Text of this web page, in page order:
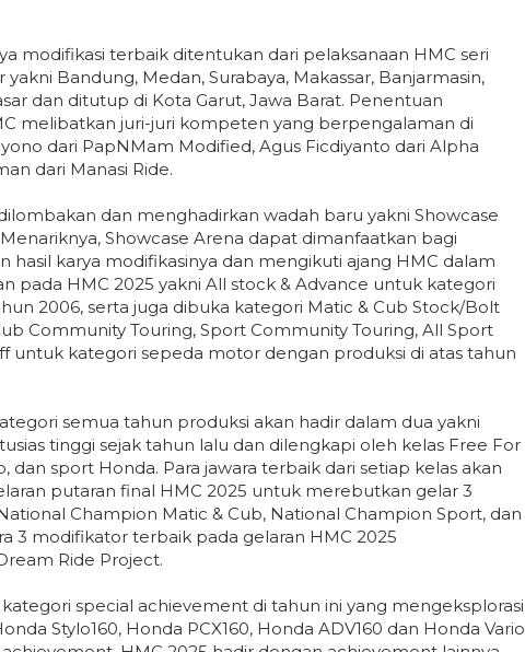
modifikasi terbaik ditentukan dari pelaksanaan HMC seri
Bandung, Medan, Surabaya, Makassar, Banjarmasin,
dan ditutup di Kota Garut, Jawa Barat. Penentuan
melibatkan juri-juri kompeten yang berpengalaman di
dari PapNMam Modified, Agus Ficdiyanto dari Alpha
dari Manasi Ride.
dan menghadirkan wadah baru yakni Showcase
Showcase Arena dapat dimanfaatkan bagi
karya modifikasinya dan mengikuti ajang HMC dalam
pada HMC 2025 yakni All stock & Advance untuk kategori
2006, serta juga dibuka kategori Matic & Cub Stock/Bolt
Community Touring, Sport Community Touring, All Sport
untuk kategori sepeda motor dengan produksi di atas tahun
semua tahun produksi akan hadir dalam dua yakni
tinggi sejak tahun lalu dan dilengkapi oleh kelas Free For
sport Honda. Para jawara terbaik dari setiap kelas akan
putaran final HMC 2025 untuk merebutkan gelar 3
Champion Matic & Cub, National Champion Sport, dan
3 modifikator terbaik pada gelaran HMC 2025
Ride Project.
special achievement di tahun ini yang mengeksplorasi
Stylo160, Honda PCX160, Honda ADV160 dan Honda Vario